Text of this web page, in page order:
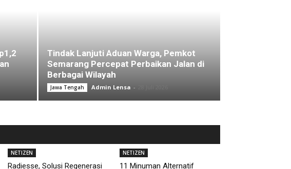
Tindak Lanjuti Aduan Warga, Pemkot
Semarang Percepat Perbaikan Jalan di
Berbagai Wilayah
Jawa Tengah Admin Lensa -
NETIZEN
Radiesse, Solusi Regenerasi
NETIZEN
11 Minuman Alternatif